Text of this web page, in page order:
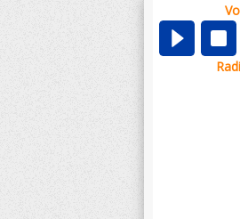
00:05
01:02
01:33